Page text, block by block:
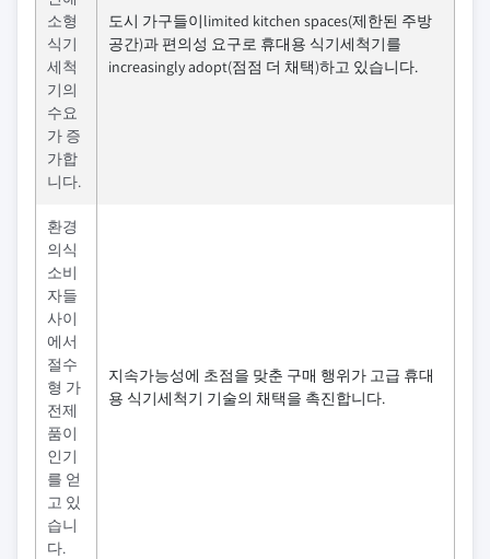
소형
식기
세척
기의
수요
가 증
가합
니다.
도시 가구들이limited kitchen spaces(제한된 주방
공간)과 편의성 요구로 휴대용 식기세척기를
increasingly adopt(점점 더 채택)하고 있습니다.
환경
의식
소비
자들
사이
에서
절수
형 가
전제
품이
인기
를 얻
고 있
습니
다.
지속가능성에 초점을 맞춘 구매 행위가 고급 휴대
용 식기세척기 기술의 채택을 촉진합니다.